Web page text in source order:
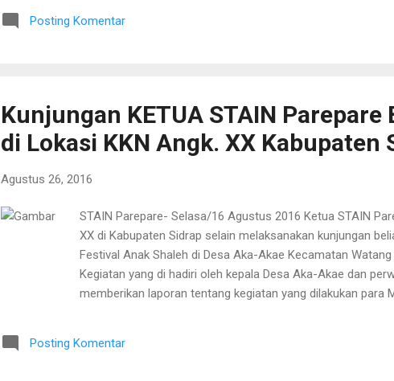
anda memahaminya lebih dekat anda akan jatuh cinta
Posting Komentar
Kunjungan KETUA STAIN
di Lokasi KKN Angk. XX Kabupaten
Agustus 26, 2016
STAIN Parepare- Selasa/16 Agustus 2016 Ketua STAIN
XX di Kabupaten Sidrap selain melaksanakan kunjungan
Festival Anak Shaleh di Desa Aka-Akae Kecamatan
Kegiatan yang di hadiri oleh kepala Desa Aka-Akae dan
memberikan laporan tentang kegiatan yang dilakukan para
Bentuk STAIN Parepare menjadi IAIN Parepare agar
Posting Komentar